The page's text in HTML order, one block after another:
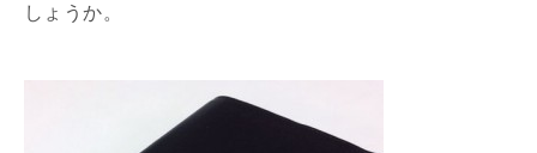
しょうか。